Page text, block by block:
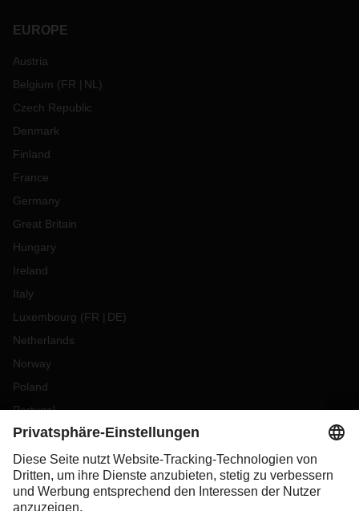
EUROPE
Austria
Belgium (FR NL )
Czech Republic
Denmark
Finland
France
Germany
Great Britain
Hungary
Ireland
Italy
Luxembourg (FR DE)
Netherlands
Norway
Poland
Portugal
Romania
Slovakia
Spain
Sweden